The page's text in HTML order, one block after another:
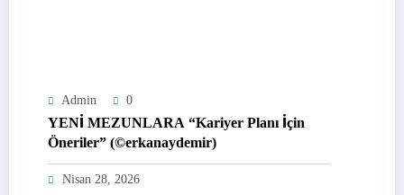
Admin 0
YENİ MEZUNLARA “Kariyer Planı İçin
Öneriler” (©erkanaydemir)
Nisan 28, 2026